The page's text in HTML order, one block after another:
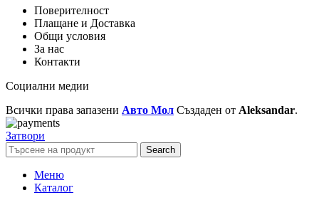
Поверителност
Плащане и Доставка
Общи условия
За нас
Контакти
Социални медии
Всички права запазени Авто Мол Създаден от Aleksandar.
Затвори
Search
Меню
Каталог